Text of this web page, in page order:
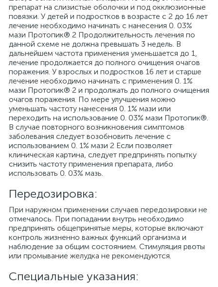
препарат на слизистые оболочки и под окклюзионные
повязки. У детей и подростков в возрасте с 2 до 16 лет
лечение необходимо начинать с нанесения 0. 03%
мази Протопик® 2 Продолжительность лечения по
данной схеме не должна превышать 3 недель. В
дальнейшем частота применения уменьшается до 1,
лечение продолжается до полного очищения очагов
поражения. У взрослых и подростков 16 лет и старше
лечение необходимо начинать с применения 0. 1%
мази Протопик® 2 и продолжать до полного очищения
очагов поражения. По мере улучшения можно
уменьшать частоту нанесения 0. 1% мази или
переходить на использование 0. 03% мази Протопик®.
В случае повторного возникновения симптомов
заболевания следует возобновить лечение с
использованием 0. 1% мази 2 Если позволяет
клиническая картина, следует предпринять попытку
снизить частоту применения препарата, либо
использовать 0. 03% мазь.
Передозировка:
При наружном применении случаев передозировки не
отмечалось. При попадании внутрь необходимо
предпринять общепринятые меры, которые включают
контроль жизненно важных функций организма и
наблюдение за общим состоянием. Стимуляция рвоты
или промывание желудка не рекомендуются.
Специальные указания: